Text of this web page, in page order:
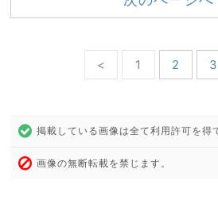
< 1 2 3
掲載している画像は全て利用許可を得
画像の無断転載を禁じます。